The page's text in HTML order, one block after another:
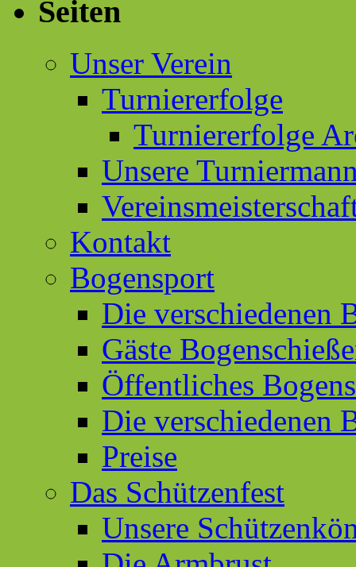
Seiten
Unser Verein
Turniererfolge
Turniererfolge
Unsere
Kontakt
Bogensport
Die verschiedenen
Gäste
Öffentliches
Die verschiedenen
Preise
Das Schützenfest
Unsere